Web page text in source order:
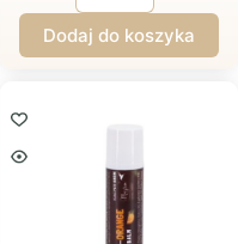
EYE
CREAM
Dodaj do koszyka